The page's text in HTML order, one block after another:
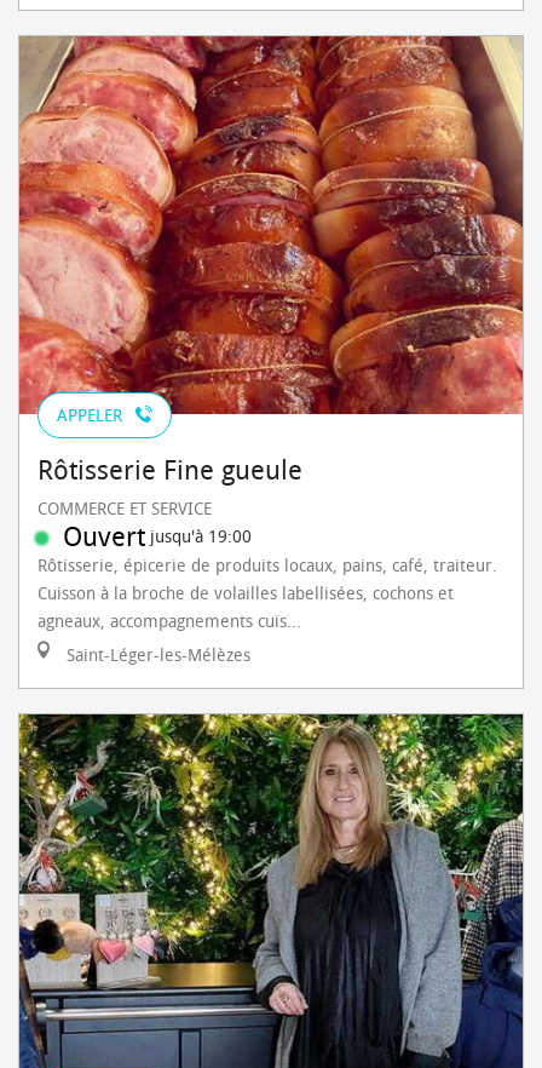
APPELER
Rôtisserie Fine gueule
COMMERCE ET SERVICE
Ouvert jusqu'à 19:00
Rôtisserie, épicerie de produits locaux, pains, café, traiteur.
Cuisson à la broche de volailles labellisées, cochons et
agneaux, accompagnements cuis...
Saint-Léger-les-Mélèzes